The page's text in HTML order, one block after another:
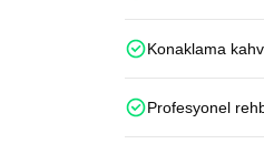
Konaklama
Profesyonel